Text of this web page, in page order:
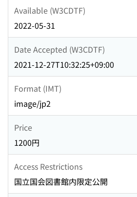
Available (W3CDTF)
2022-05-31
Date Accepted (W3CDTF)
2021-12-27T10:32:25+09:00
Format (IMT)
image/jp2
Price
1200円
Access Restrictions
国立国会図書館内限定公開